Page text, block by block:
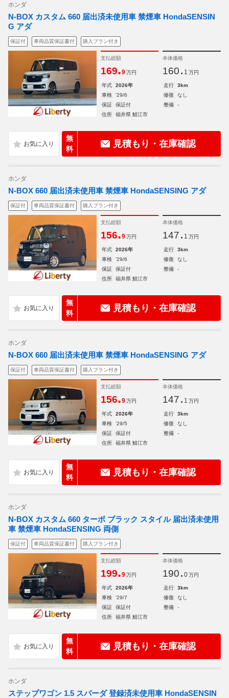
ホンダ
N-BOX カスタム 660 届出済未使用車 禁煙車 HondaSENSIN
G アダ
保証付 車両品質保証書付 購入プラン付き
支払総額
169.9 万円
本体価格
160. 1 万円
年式 2026年 走行
3km
車検
'29/6 修復
なし
保証
保証付 整備
-
住所
福井県 鯖江市
無
料
見積もり・在庫確認
ホンダ
N-BOX 660 届出済未使用車 禁煙車 HondaSENSING アダ
保証付 車両品質保証書付 購入プラン付き
支払総額
156.9 万円
本体価格
147. 1 万円
年式 2026年 走行
3km
車検
'29/6 修復
なし
保証
保証付 整備
-
住所
福井県 鯖江市
無
料
見積もり・在庫確認
ホンダ
N-BOX 660 届出済未使用車 禁煙車 HondaSENSING アダ
保証付 車両品質保証書付 購入プラン付き
支払総額
156.9 万円
本体価格
147. 1 万円
年式 2026年 走行
3km
車検
'29/5 修復
なし
保証
保証付 整備
-
住所
福井県 鯖江市
無
料
見積もり・在庫確認
ホンダ
N-BOX カスタム 660 ターボ ブラック スタイル 届出済未使用
車 禁煙車 HondaSENSING 両側
保証付 車両品質保証書付 購入プラン付き
支払総額
199.9 万円
本体価格
190. 0 万円
年式 2026年 走行
3km
車検
'29/7 修復
なし
保証
保証付 整備
-
住所
福井県 鯖江市
無
料
見積もり・在庫確認
ホンダ
ステップワゴン 1.5 スパーダ 登録済未使用車 HondaSENSIN